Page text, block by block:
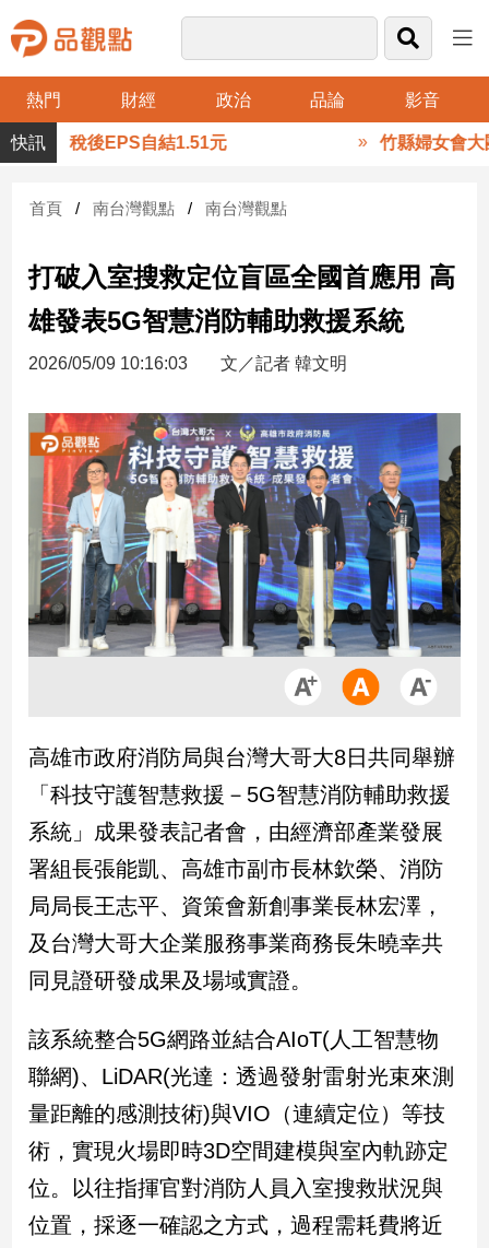
熱門 財經 政治 品論 影音
品
觀
財
台
財
新
產
經/
股
市
房
地
產
品
政
治
政
治
焦
觀
點
民
國
會
點
觀
點
稅後EPS自結1.51元 竹縣婦女會大團
首頁 南台灣觀點 南台灣觀點
打破入室搜救定位盲區全國首應用 高
雄發表5G智慧消防輔助救援系統
2026/05/09 10:16:03 文／記者 韓文明
高雄市政府消防局與台灣大哥大8日共同舉辦
「科技守護智慧救援－5G智慧消防輔助救援
系統」成果發表記者會，由經濟部產業發展
署組長張能凱、高雄市副市長林欽榮、消防
局局長王志平、資策會新創事業長林宏澤，
及台灣大哥大企業服務事業商務長朱曉幸共
同見證研發成果及場域實證。
該系統整合5G網路並結合AIoT(人工智慧物
聯網)、LiDAR(光達：透過發射雷射光束來測
量距離的感測技術)與VIO（連續定位）等技
術，實現火場即時3D空間建模與室內軌跡定
位。以往指揮官對消防人員入室搜救狀況與
位置，採逐一確認之方式，過程需耗費將近